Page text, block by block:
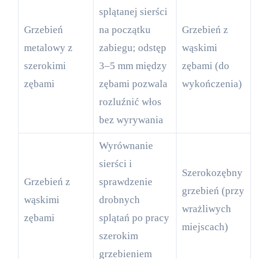
Grzebień
metalowy z
szerokimi
zębami
splątanej sierści
na początku
zabiegu; odstęp
3–5 mm między
zębami pozwala
rozluźnić włos
bez wyrywania
Grzebień z
wąskimi
zębami (do
wykończenia)
Grzebień z
wąskimi
zębami
Wyrównanie
sierści i
sprawdzenie
drobnych
splątań po pracy
szerokim
grzebieniem
Szerokozębny
grzebień (przy
wrażliwych
miejscach)